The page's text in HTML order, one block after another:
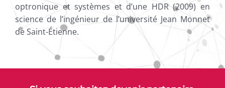
optronique et systèmes et d’une HDR (2009) en
science de l’ingénieur de l’université Jean Monnet
de Saint-Étienne.